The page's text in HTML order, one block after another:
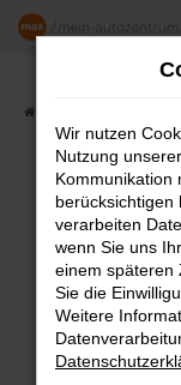
Zum
Fehler:
Beim Laden
Hier sind ein
Wir nutzen
Nutzung
Kommunikation
berücksichtigen
verarbeiten
wenn Sie uns
einem späteren
Sie die
Weitere